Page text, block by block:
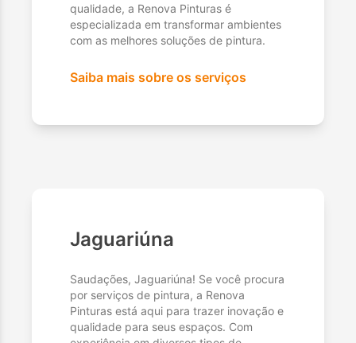
qualidade, a Renova Pinturas é
especializada em transformar ambientes
com as melhores soluções de pintura.
Saiba mais sobre os serviços
Jaguariúna
Saudações, Jaguariúna! Se você procura
por serviços de pintura, a Renova
Pinturas está aqui para trazer inovação e
qualidade para seus espaços. Com